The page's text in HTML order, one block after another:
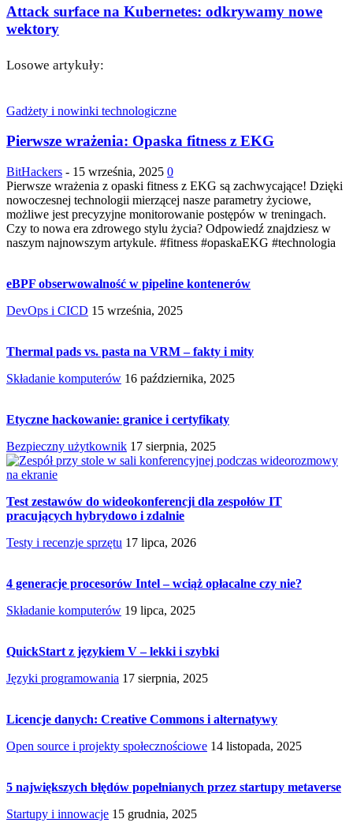
Attack surface na Kubernetes: odkrywamy nowe
wektory
Losowe artykuły:
Gadżety i nowinki technologiczne
Pierwsze wrażenia: Opaska fitness z EKG
BitHackers - 15 września, 2025 0
Pierwsze wrażenia z opaski fitness z EKG są zachwycające! Dzięki
nowoczesnej technologii mierzącej nasze parametry życiowe,
możliwe jest precyzyjne monitorowanie postępów w treningach.
Czy to nowa era zdrowego stylu życia? Odpowiedź znajdziesz w
naszym najnowszym artykule. #fitness #opaskaEKG #technologia
eBPF obserwowalność w pipeline kontenerów
DevOps i CICD 15 września, 2025
Thermal pads vs. pasta na VRM – fakty i mity
Składanie komputerów 16 października, 2025
Etyczne hackowanie: granice i certyfikaty
Bezpieczny użytkownik 17 sierpnia, 2025
Test zestawów do wideokonferencji dla zespołów IT
pracujących hybrydowo i zdalnie
Testy i recenzje sprzętu 17 lipca, 2026
4 generacje procesorów Intel – wciąż opłacalne czy nie?
Składanie komputerów 19 lipca, 2025
QuickStart z językiem V – lekki i szybki
Języki programowania 17 sierpnia, 2025
Licencje danych: Creative Commons i alternatywy
Open source i projekty społecznościowe 14 listopada, 2025
5 największych błędów popełnianych przez startupy metaverse
Startupy i innowacje 15 grudnia, 2025